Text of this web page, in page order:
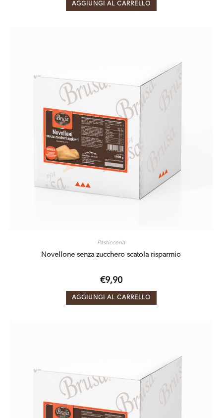
AGGIUNGI AL CARRELLO
Pasticceria
Novellone senza zucchero scatola risparmio
€9,90
AGGIUNGI AL CARRELLO